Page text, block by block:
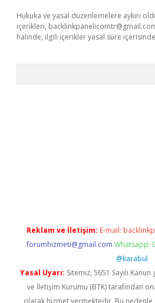
Hukuka ve yasal düzenlemelere aykırı
içerikleri,
halinde, ilgili içerikler yasal süre
Reklam ve İletişim: E-mail:
forumhizmeti@gmail.com Whatsapp:
@karabul
Yasal Uyarı: Sitemiz, 5651 Sayılı
ve İletişim Kurumu (BTK) tarafından
olarak hizmet vermektedir. Bu